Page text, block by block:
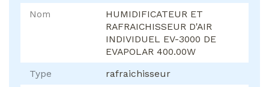
Nom
HUMIDIFICATEUR ET
RAFRAICHISSEUR D'AIR
INDIVIDUEL EV-3000 DE
EVAPOLAR 400.00W
Type
rafraichisseur